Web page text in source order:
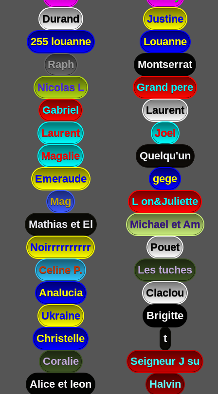
Durand
Justine
255 louanne
Louanne
Raph
Montserrat
Nicolas L
Grand pere
Gabriel
Laurent
Laurent
Joel
Magalie
Quelqu'un
Emeraude
gege
Mag
L on&Juliette
Mathias et El
Michael et Am
Noirrrrrrrrrr
Pouet
Celine P.
Les tuches
Analucia
Claclou
Ukraine
Brigitte
Christelle
t
Coralie
Seigneur J su
Alice et leon
Halvin